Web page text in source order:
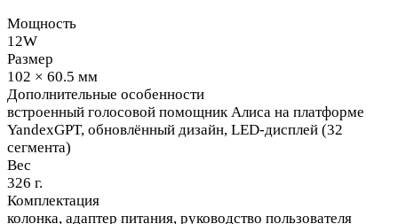
Мощность
12W
Размер
102 × 60.5 мм
Дополнительные особенности
встроенный голосовой помощник Алиса на платформе
YandexGPT, обновлённый дизайн, LED-дисплей (32
сегмента)
Вес
326 г.
Комплектация
колонка, адаптер питания, руководство пользователя